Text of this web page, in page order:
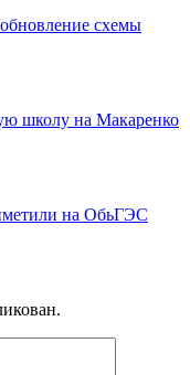
схемы
школу на Макаренко
на ОбьГЭС